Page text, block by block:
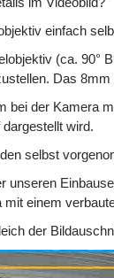
einfach
(ca. 90°
Das
der Kamera
wird.
selbst
unseren
einem
der